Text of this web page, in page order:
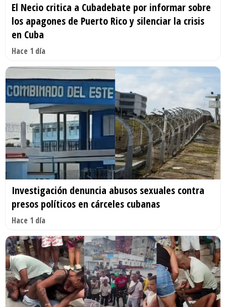
El Necio critica a Cubadebate por informar sobre
los apagones de Puerto Rico y silenciar la crisis
en Cuba
Hace 1 día
Investigación denuncia abusos sexuales contra
presos políticos en cárceles cubanas
Hace 1 día